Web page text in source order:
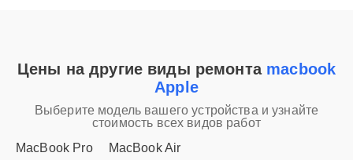
Цены на другие виды ремонта macbook
Apple
Выберите модель вашего устройства и узнайте
стоимость всех видов работ
MacBook Pro
MacBook Air